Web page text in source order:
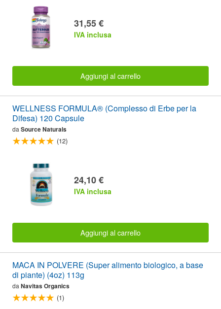
31,55 €
IVA inclusa
Aggiungi al carrello
WELLNESS FORMULA® (Complesso di Erbe per la
Difesa) 120 Capsule
daSource Naturals
(12)
24,10 €
IVA inclusa
Aggiungi al carrello
MACA IN POLVERE (Super alimento biologico, a base
di piante) (4oz) 113g
da Navitas Organics
(1)